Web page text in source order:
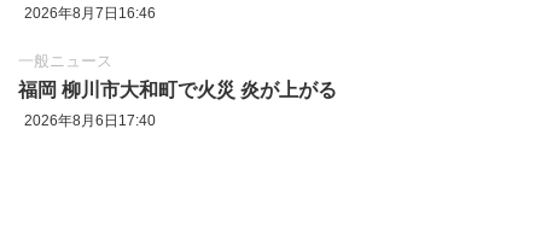
2026年8月7日16:46
一般ニュース
福岡 柳川市大和町で火災 炎が上がる
2026年8月6日17:40